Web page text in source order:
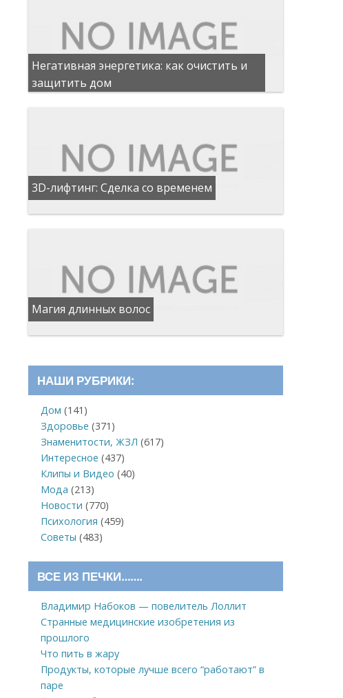
Негативная энергетика: как очистить и
защитить дом
3D-лифтинг: Сделка со временем
Магия длинных волос
НАШИ РУБРИКИ:
Дом (141)
Здоровье (371)
Знаменитости, ЖЗЛ (617)
Интересное (437)
Клипы и Видео (40)
Мода (213)
Новости (770)
Психология (459)
Советы (483)
ВСЕ ИЗ ПЕЧКИ…….
Владимир Набоков — повелитель Лоллит
Странные медицинские изобретения из
прошлого
Что пить в жару
Продукты, которые лучше всего “работают” в
паре